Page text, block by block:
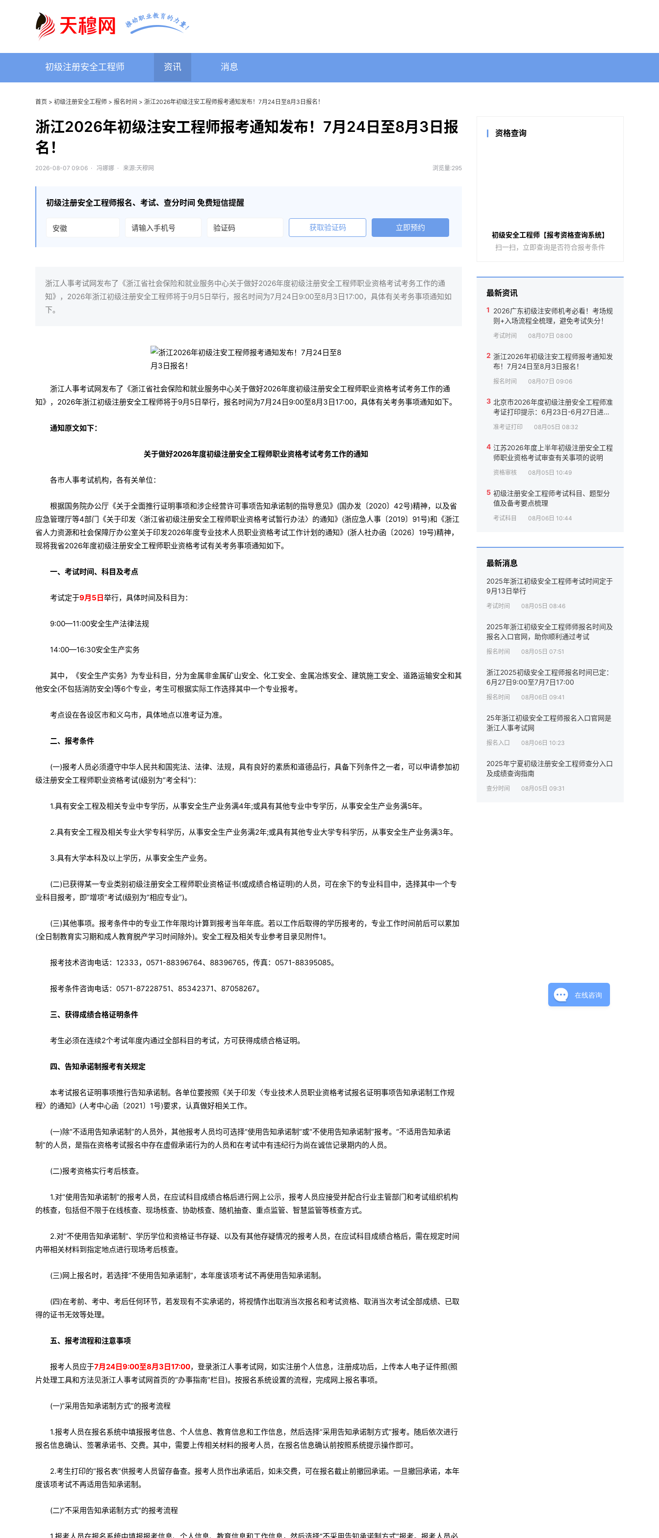
初级注册安全工程师 资讯 消息
首页 > 初级注册安全工程师 > 报名时间 > 浙江2026年初级注安工程师报考通知发布！7月24日至8月3日报名！
浙江2026年初级注安工程师报考通知发布！7月24日至8月3日报
名！
2026-08-07 09:06 · 冯娜娜 · 来源:天穆网 浏览量:295
初级注册安全工程师报名、考试、查分时间 免费短信提醒
获取验证码 立即预约
浙江人事考试网发布了《浙江省社会保险和就业服务中心关于做好2026年度初级注册安全工程师职业资格考试考务工作的通
知》，2026年浙江初级注册安全工程师将于9月5日举行，报名时间为7月24日9:00至8月3日17:00，具体有关考务事项通知如
下。
浙江人事考试网发布了《浙江省社会保险和就业服务中心关于做好2026年度初级注册安全工程师职业资格考试考务工作的通
知》，2026年浙江初级注册安全工程师将于9月5日举行，报名时间为7月24日9:00至8月3日17:00，具体有关考务事项通知如下。
通知原文如下：
关于做好2026年度初级注册安全工程师职业资格考试考务工作的通知
各市人事考试机构，各有关单位：
根据国务院办公厅《关于全面推行证明事项和涉企经营许可事项告知承诺制的指导意见》(国办发〔2020〕42号)精神，以及省
应急管理厅等4部门《关于印发〈浙江省初级注册安全工程师职业资格考试暂行办法〉的通知》(浙应急人事〔2019〕91号)和《浙江
省人力资源和社会保障厅办公室关于印发2026年度专业技术人员职业资格考试工作计划的通知》(浙人社办函〔2026〕19号)精神，
现将我省2026年度初级注册安全工程师职业资格考试有关考务事项通知如下。
一、考试时间、科目及考点
考试定于9月5日举行，具体时间及科目为：
9:00—11:00安全生产法律法规
14:00—16:30安全生产实务
其中，《安全生产实务》为专业科目，分为金属非金属矿山安全、化工安全、金属冶炼安全、建筑施工安全、道路运输安全和其
他安全(不包括消防安全)等6个专业，考生可根据实际工作选择其中一个专业报考。
考点设在各设区市和义乌市，具体地点以准考证为准。
二、报考条件
(一)报考人员必须遵守中华人民共和国宪法、法律、法规，具有良好的素质和道德品行，具备下列条件之一者，可以申请参加初
级注册安全工程师职业资格考试(级别为“考全科”)：
1.具有安全工程及相关专业中专学历，从事安全生产业务满4年;或具有其他专业中专学历，从事安全生产业务满5年。
2.具有安全工程及相关专业大学专科学历，从事安全生产业务满2年;或具有其他专业大学专科学历，从事安全生产业务满3年。
3.具有大学本科及以上学历，从事安全生产业务。
(二)已获得某一专业类别初级注册安全工程师职业资格证书(或成绩合格证明)的人员，可在余下的专业科目中，选择其中一个专
业科目报考，即“增项”考试(级别为“相应专业”)。
(三)其他事项。报考条件中的专业工作年限均计算到报考当年年底。若以工作后取得的学历报考的，专业工作时间前后可以累加
(全日制教育实习期和成人教育脱产学习时间除外)。安全工程及相关专业参考目录见附件1。
报考技术咨询电话：12333，0571-88396764、88396765，传真：0571-88395085。
报考条件咨询电话：0571-87228751、85342371、87058267。
三、获得成绩合格证明条件
考生必须在连续2个考试年度内通过全部科目的考试，方可获得成绩合格证明。
四、告知承诺制报考有关规定
本考试报名证明事项推行告知承诺制。各单位要按照《关于印发〈专业技术人员职业资格考试报名证明事项告知承诺制工作规
程〉的通知》(人考中心函〔2021〕1号)要求，认真做好相关工作。
(一)除“不适用告知承诺制”的人员外，其他报考人员均可选择“使用告知承诺制”或“不使用告知承诺制”报考。“不适用告知承诺
制”的人员，是指在资格考试报名中存在虚假承诺行为的人员和在考试中有违纪行为尚在诚信记录期内的人员。
(二)报考资格实行考后核查。
1.对“使用告知承诺制”的报考人员，在应试科目成绩合格后进行网上公示，报考人员应接受并配合行业主管部门和考试组织机构
的核查，包括但不限于在线核查、现场核查、协助核查、随机抽查、重点监管、智慧监管等核查方式。
2.对“不使用告知承诺制”、学历学位和资格证书存疑、以及有其他存疑情况的报考人员，在应试科目成绩合格后，需在规定时间
内带相关材料到指定地点进行现场考后核查。
(三)网上报名时，若选择“不使用告知承诺制”，本年度该项考试不再使用告知承诺制。
(四)在考前、考中、考后任何环节，若发现有不实承诺的，将视情作出取消当次报名和考试资格、取消当次考试全部成绩、已取
得的证书无效等处理。
五、报考流程和注意事项
报考人员应于7月24日9:00至8月3日17:00，登录浙江人事考试网，如实注册个人信息，注册成功后，上传本人电子证件照(照
片处理工具和方法见浙江人事考试网首页的“办事指南”栏目)。按报名系统设置的流程，完成网上报名事项。
(一)“采用告知承诺制方式”的报考流程
1.报考人员在报名系统中填报报考信息、个人信息、教育信息和工作信息，然后选择“采用告知承诺制方式”报考。随后依次进行
报名信息确认、签署承诺书、交费。其中，需要上传相关材料的报考人员，在报名信息确认前按照系统提示操作即可。
2.考生打印的“报名表”供报考人员留存备查。报考人员作出承诺后，如未交费，可在报名截止前撤回承诺。一旦撤回承诺，本年
度该项考试不再适用告知承诺制。
(二)“不采用告知承诺制方式”的报考流程
资格查询
初级安全工程师【报考资格查询系统】
扫一扫，立即查询是否符合报考条件
最新资讯
1 2026广东初级注安师机考必看！考场规
则+入场流程全梳理，避免考试失分！
考试时间 08月07日 08:00
2 浙江2026年初级注安工程师报考通知发
布！7月24日至8月3日报名！
报名时间 08月07日 09:06
3 北京市2026年度初级注册安全工程师准
考证打印提示：6月23日-6月27日进
准考证打印 08月05日 08:32
4 江苏2026年度上半年初级注册安全工程
师职业资格考试审查有关事项的说明
资格审核 08月05日 10:49
5 初级注册安全工程师考试科目、题型分
值及备考要点梳理
考试科目 08月06日 10:44
最新消息
2025年浙江初级安全工程师考试时间定于
9月13日举行
考试时间 08月05日 08:46
2025年浙江初级安全工程师师报名时间及
报名入口官网，助你顺利通过考试
报名时间 08月05日 07:51
浙江2025初级安全工程师报名时间已定：
6月27日9:00至7月7日17:00
报名时间 08月06日 09:41
25年浙江初级安全工程师报名入口官网是
浙江人事考试网
报名入口 08月06日 10:23
2025年宁夏初级注册安全工程师查分入口
及成绩查询指南
查分时间 08月05日 09:31
在线咨询